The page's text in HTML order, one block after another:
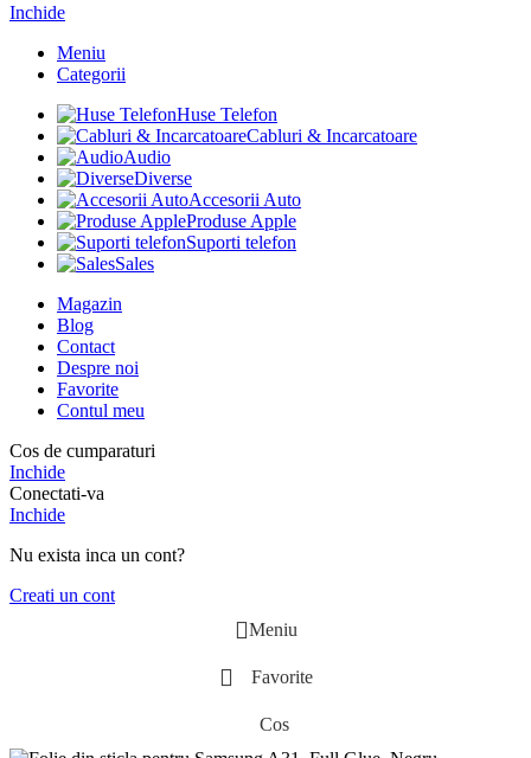
Inchide
Meniu
Categorii
Huse Telefon
Cabluri & Incarcatoare
Audio
Diverse
Accesorii Auto
Produse Apple
Suporti telefon
Sales
Magazin
Blog
Contact
Despre noi
Favorite
Contul meu
Cos de cumparaturi
Inchide
Conectati-va
Inchide
Nu exista inca un cont?
Creati un cont
Meniu
Favorite
Cos